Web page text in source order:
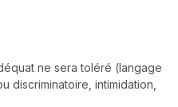
ne sera toléré (langage
discriminatoire, intimidation,